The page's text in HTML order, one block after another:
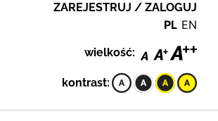
ZAREJESTRUJ / ZALOGUJ
PL EN
wielkość:
kontrast: